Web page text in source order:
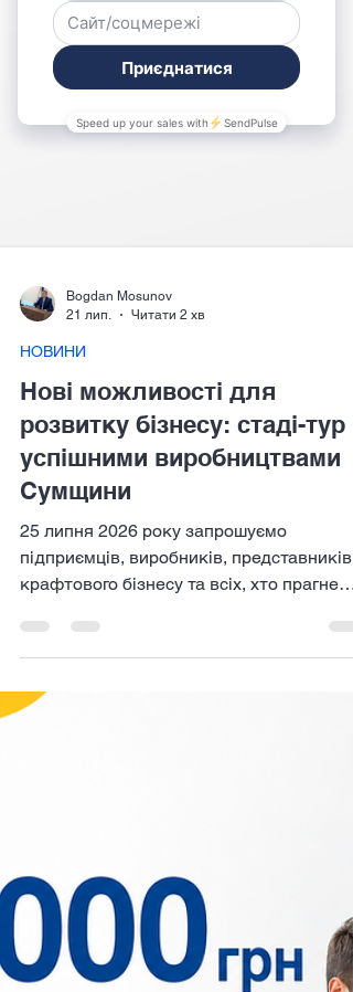
Bogdan Mosunov
21 лип.
Читати 2 хв
НОВИНИ
Нові можливості для
розвитку бізнесу: стаді-тур
успішними виробництвами
Сумщини
25 липня 2026 року запрошуємо
розвивати власну справу, долучитися до
локальні виробництва, поспілкуватися з
власниками бізнесів, дізнатися про їхній
шлях до успіху, перейняти практичний
досвід